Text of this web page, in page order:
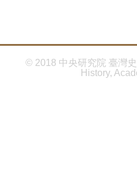
© 2018 中央研究院 臺灣
History,